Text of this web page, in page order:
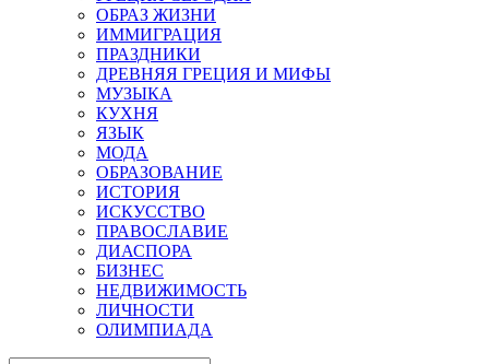
ОБРАЗ ЖИЗНИ
ИММИГРАЦИЯ
ПРАЗДНИКИ
ДРЕВНЯЯ ГРЕЦИЯ И МИФЫ
МУЗЫКА
КУХНЯ
ЯЗЫК
МОДА
ОБРАЗОВАНИЕ
ИСТОРИЯ
ИСКУССТВО
ПРАВОСЛАВИЕ
ДИАСПОРА
БИЗНЕС
НЕДВИЖИМОСТЬ
ЛИЧНОСТИ
ОЛИМПИАДА